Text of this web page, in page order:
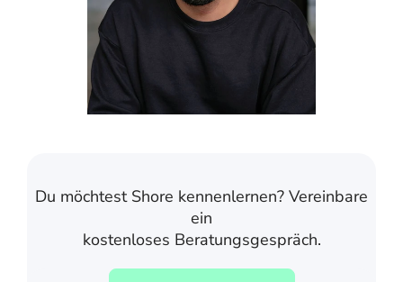
Du möchtest Shore kennenlernen? Vereinbare
ein
kostenloses Beratungsgespräch.